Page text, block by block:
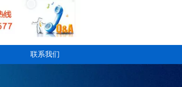
联系我们